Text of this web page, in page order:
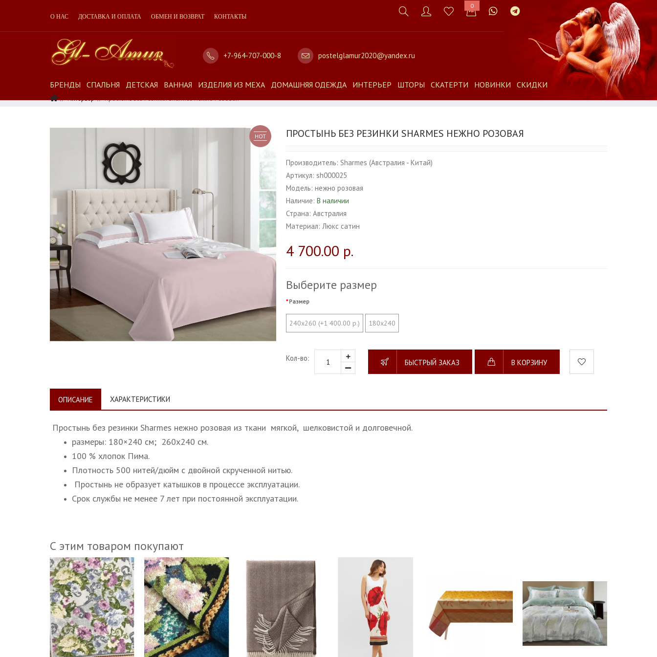
0
О НАС ДОСТАВКА И ОПЛАТА ОБМЕН И ВОЗВРАТ КОНТАКТЫ
+7-964-707-000-8 postelglamur2020@yandex.ru
БРЕНДЫ СПАЛЬНЯ ДЕТСКАЯ ВАННАЯ ИЗДЕЛИЯ ИЗ МЕХА ДОМАШНЯЯ ОДЕЖДА ИНТЕРЬЕР ШТОРЫ СКАТЕРТИ НОВИНКИ СКИДКИ
Интерьер Простынь Без Резинки Sharmes Нежно Розовая
HOT ПРОСТЫНЬ БЕЗ РЕЗИНКИ SHARMES НЕЖНО РОЗОВАЯ
Производитель: Sharmes (Австралия - Китай)
Артикул: sh000025
Модель: нежно розовая
Наличие: В наличии
Страна: Австралия
Материал: Люкс сатин
4 700.00 р.
Выберите размер
Размер
240х260 (+1 400.00 р.) 180х240
Кол-во: БЫСТРЫЙ ЗАКАЗ В КОРЗИНУ
ОПИСАНИЕ ХАРАКТЕРИСТИКИ
Простынь без резинки Sharmes нежно розовая из ткани мягкой, шелковистой и долговечной.
размеры: 180×240 см; 260х240 см.
100 % хлопок Пима.
Плотность 500 нитей/дюйм с двойной скрученной нитью.
Простынь не образует катышков в процессе эксплуатации.
Срок службы не менее 7 лет при постоянной эксплуатации.
С этим товаром покупают